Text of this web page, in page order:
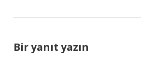
Bir yanıt yazın